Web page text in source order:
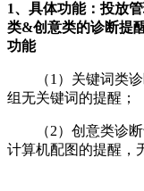
1、具体功能：投放
类&创意类的诊断提
功能
（1）关键词类
组无关键词的提醒；
（2）创意类诊
计算机配图的提醒，